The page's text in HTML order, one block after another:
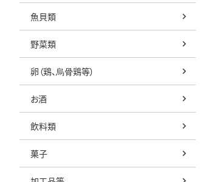
魚貝類
野菜類
卵（鶏、烏骨鶏等）
お酒
飲料類
菓子